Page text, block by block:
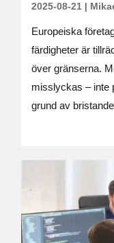
2025-08-21|
Europeiska
färdigheter är
över gränserna.
misslyckas – inte
grund av